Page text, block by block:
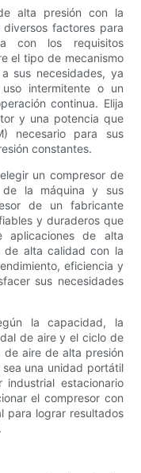
alta presión con la
factores para
con los requisitos
el tipo de mecanismo
sus necesidades, ya
intermitente o un
continua. Elija
y una potencia que
necesario para sus
constantes.
un compresor de
la máquina y sus
de un fabricante
y duraderos que
aplicaciones de alta
de alta calidad con la
eficiencia y
sus necesidades
la capacidad, la
de aire y el ciclo de
aire de alta presión
una unidad portátil
estacionario
el compresor con
para lograr resultados